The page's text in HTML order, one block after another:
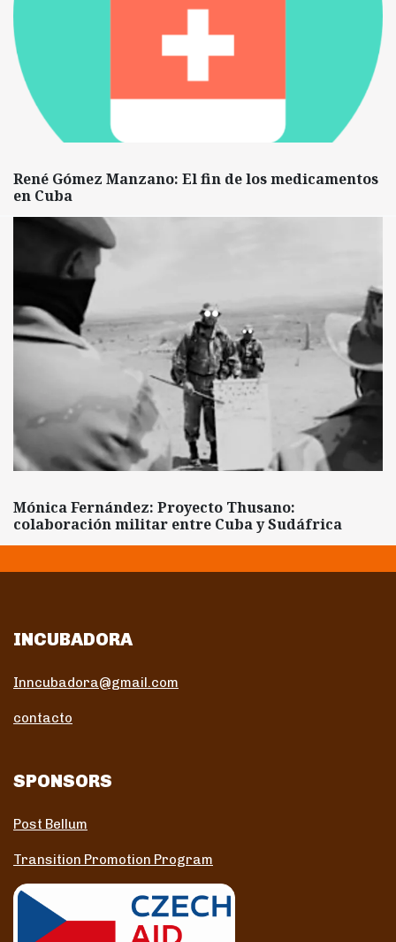
René Gómez Manzano: El fin de los medicamentos
en Cuba
Mónica Fernández: Proyecto Thusano:
colaboración militar entre Cuba y Sudáfrica
INCUBADORA
Inncubadora@gmail.com
contacto
SPONSORS
Post Bellum
Transition Promotion Program